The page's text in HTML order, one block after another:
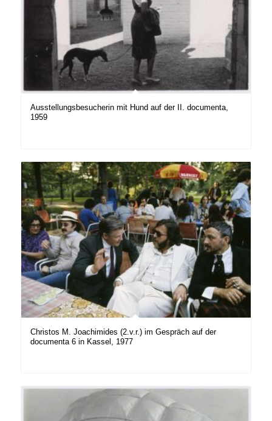
Ausstellungsbesucherin mit Hund auf der II. documenta,
1959
Christos M. Joachimides (2.v.r.) im Gespräch auf der
documenta 6 in Kassel, 1977